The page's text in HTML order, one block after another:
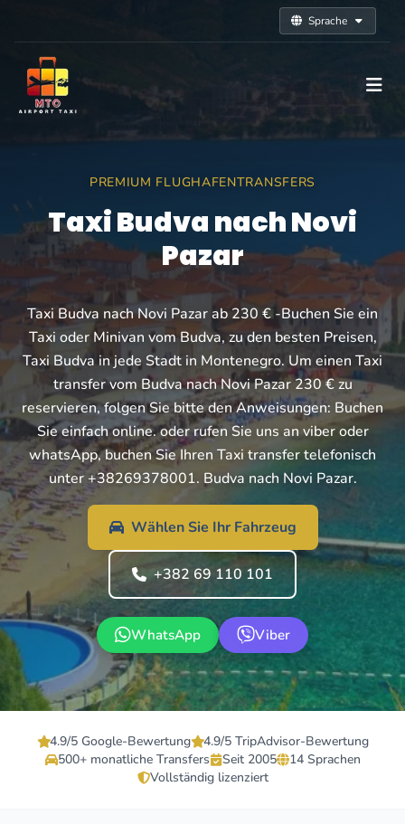
Sprache
PREMIUM FLUGHAFENTRANSFERS
Taxi Budva nach Novi
Pazar
Taxi Budva nach Novi Pazar ab 230 € -Buchen Sie ein
Taxi oder Minivan vom Budva, zu den besten Preisen,
Taxi Budva in jede Stadt in Montenegro. Um einen Taxi
transfer vom Budva nach Novi Pazar 230 € zu
reservieren, folgen Sie bitte den Anweisungen: Buchen
Sie einfach online. oder rufen Sie uns an viber oder
whatsApp, buchen Sie Ihren Taxi transfer telefonisch
unter +38269378001. Budva nach Novi Pazar.
Wählen Sie Ihr Fahrzeug
+382 69 110 101
WhatsApp Viber
4.9/5 Google-Bewertung
4.9/5 TripAdvisor-Bewertung
500+ monatliche Transfers
Seit 2005
14 Sprachen
Vollständig lizenziert